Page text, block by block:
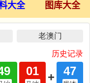
大全 图库大全